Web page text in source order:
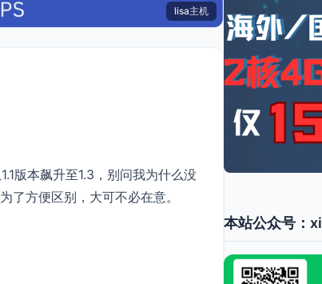
lisa主机
版本飙升至1.3，别问我为什么没
了方便区别，大可不必在意。
本站公众号：